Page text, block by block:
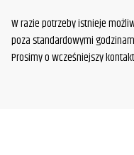
W razie potrzeby istnieje
poza standardowymi
Prosimy o wcześniejszy